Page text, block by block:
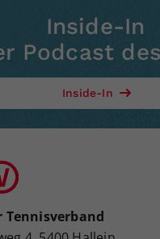
Inside-In
Podcast
Inside-In
Tennisverband